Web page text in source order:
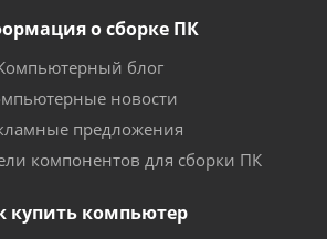
о сборке ПК
блог
новости
предложения
компонентов для сборки ПК
купить компьютер